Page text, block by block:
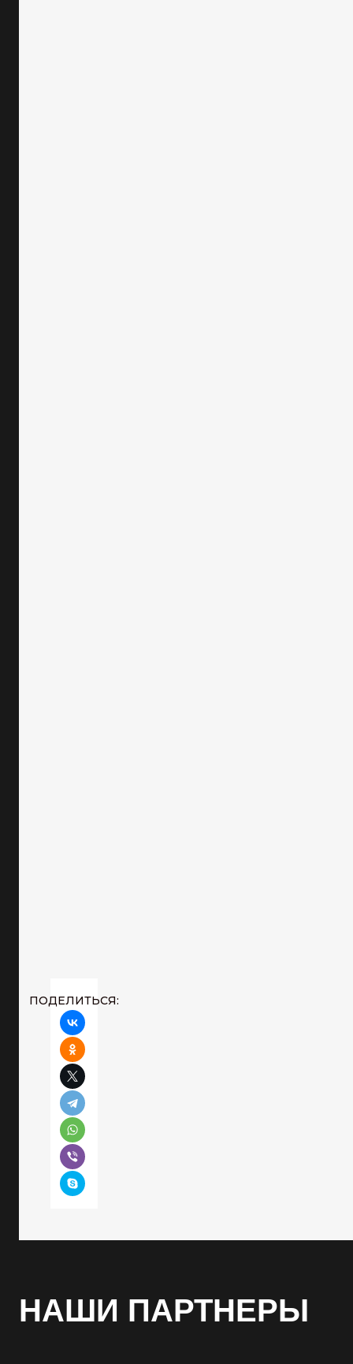
ПОДЕЛИТЬСЯ:
НАШИ ПАРТНЕРЫ